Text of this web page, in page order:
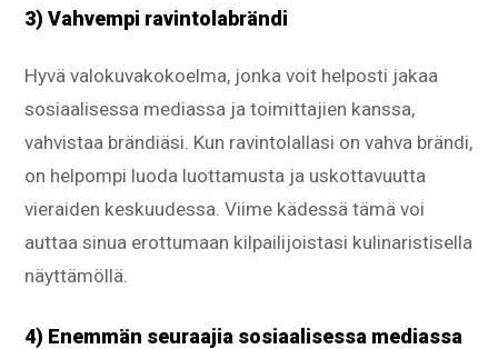
3) Vahvempi ravintolabrändi
Hyvä valokuvakokoelma, jonka voit helposti jakaa
sosiaalisessa mediassa ja toimittajien kanssa,
vahvistaa brändiäsi. Kun ravintolallasi on vahva brändi,
on helpompi luoda luottamusta ja uskottavuutta
vieraiden keskuudessa. Viime kädessä tämä voi
auttaa sinua erottumaan kilpailijoistasi kulinaristisella
näyttämöllä.
4) Enemmän seuraajia sosiaalisessa mediassa